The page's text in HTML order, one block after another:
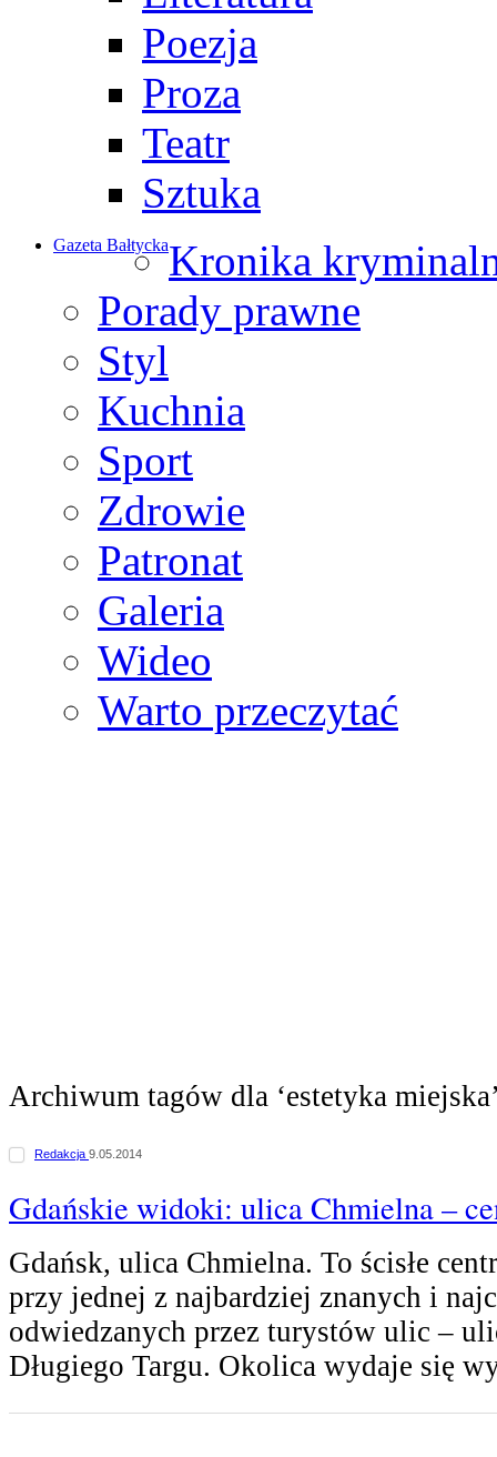
Poezja
Proza
Teatr
Sztuka
Gazeta BałtyckaKronika
Porady prawne
Styl
Kuchnia
Sport
Zdrowie
Patronat
Galeria
Wideo
Warto przeczytać
Archiwum tagów dla ‘estetyka
Redakcja 9.05.2014
Gdańskie widoki: ulica Chmielna –
Gdańsk, ulica Chmielna. To ścisłe
przy jednej z najbardziej znanych i
odwiedzanych przez turystów ulic –
Długiego Targu. Okolica wydaje się